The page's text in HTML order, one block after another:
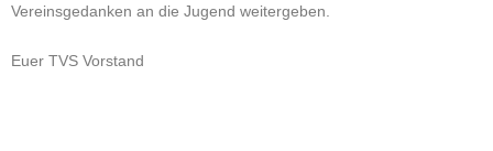
Vereinsgedanken an die Jugend weitergeben.
Euer TVS Vorstand